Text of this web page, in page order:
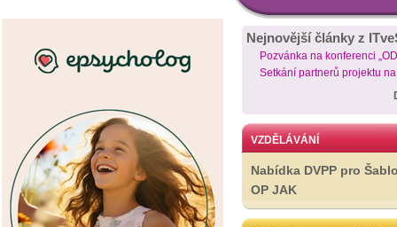
Nejnovější články z
Pozvánka na konferenci
Setkání partnerů projektu
VZDĚLÁVÁNÍ
Nabídka DVPP pro
OP JAK